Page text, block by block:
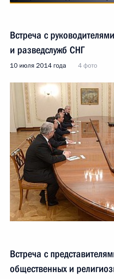
Встреча с
и разведслужб СНГ
10 июля 2014 года 4 фото
Встреча с
общественных и